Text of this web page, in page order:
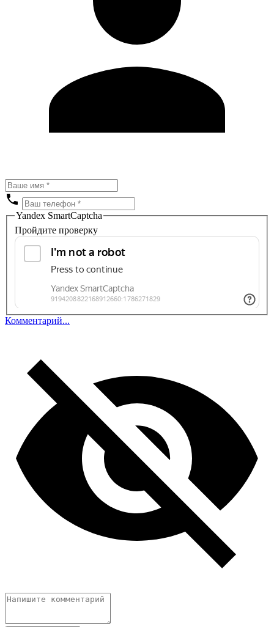
Yandex SmartCaptcha
Пройдите проверку
Комментарий...